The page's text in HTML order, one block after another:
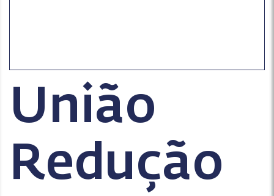
União
Redução